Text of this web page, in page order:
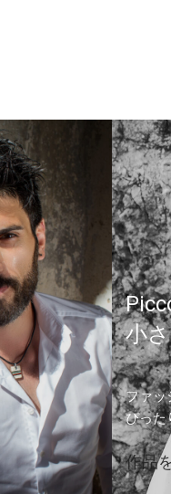
小
ファッ
ぴった
作品